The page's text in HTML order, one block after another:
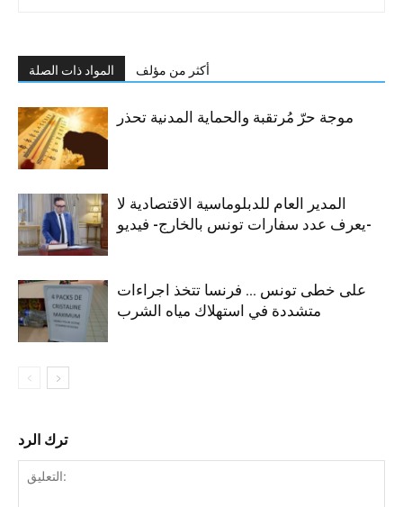
المواد ذات الصلة أكثر من مؤلف
موجة حرّ مُرتقبة والحماية المدنية تحذر
المدير العام للدبلوماسية الاقتصادية لا
يعرف عدد سفارات تونس بالخارج- فيديو-
على خطى تونس … فرنسا تتخذ اجراءات
متشددة في استهلاك مياه الشرب
ترك الرد